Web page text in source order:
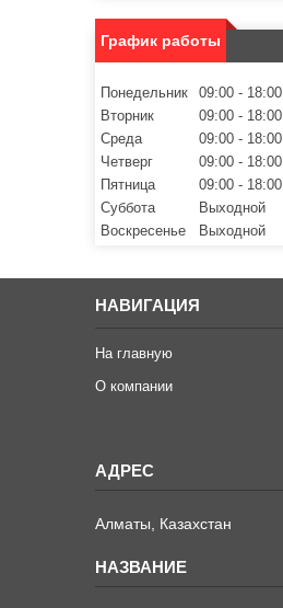
График работы
Понедельник 09:00
18:00
Вторник
09:00
18:00
Среда
09:00
18:00
Четверг
09:00
18:00
Пятница
09:00
18:00
Суббота
Выходной
Воскресенье
Выходной
НАВИГАЦИЯ
На главную
О компании
Алматы, Казахстан